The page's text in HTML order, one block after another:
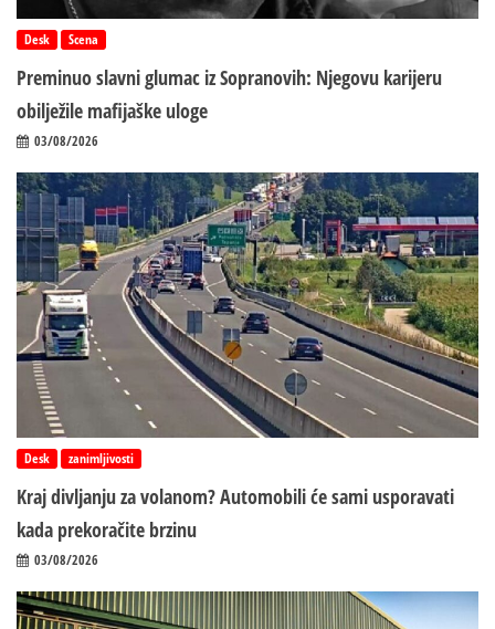
Desk Scena
Preminuo slavni glumac iz Sopranovih: Njegovu karijeru
obilježile mafijaške uloge
03/08/2026
Desk zanimljivosti
Kraj divljanju za volanom? Automobili će sami usporavati
kada prekoračite brzinu
03/08/2026